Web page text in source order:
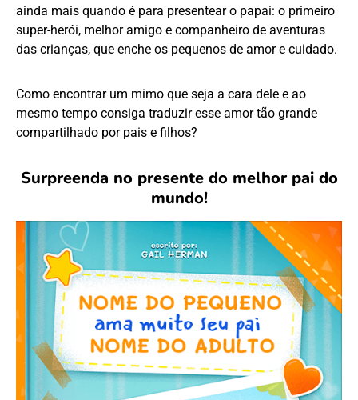
ainda mais quando é para presentear o papai: o primeiro
super-herói, melhor amigo e companheiro de aventuras
das crianças, que enche os pequenos de amor e cuidado.
Como encontrar um mimo que seja a cara dele e ao
mesmo tempo consiga traduzir esse amor tão grande
compartilhado por pais e filhos?
Surpreenda no presente do melhor pai do
mundo!